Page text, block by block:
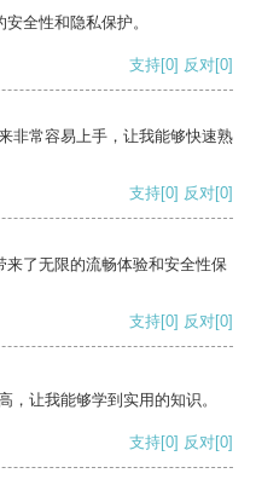
全性和隐私保护。
支持[0] 反对[0]
非常容易上手，让我能够快速熟
支持[0] 反对[0]
了无限的流畅体验和安全性保
支持[0] 反对[0]
，让我能够学到实用的知识。
支持[0] 反对[0]